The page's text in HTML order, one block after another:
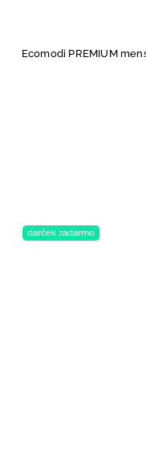
Ecomodi PREMIUM
darček zadarmo